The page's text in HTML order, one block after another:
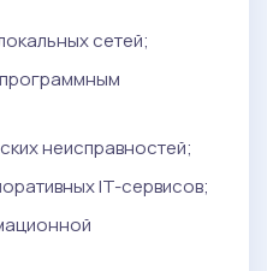
сетей;
неисправностей;
IT-сервисов;